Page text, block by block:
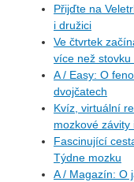
Přijďte na
i družici
Ve čtvrtek
více než stovku
A / Easy: O
dvojčatech
Kvíz, virtuální
mozkové závity
Fascinující
Týdne mozku
A / Magazín: O